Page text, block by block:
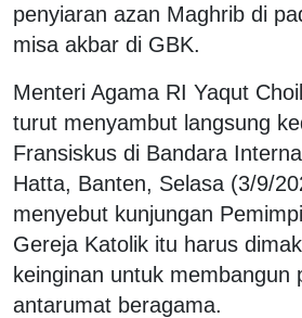
penyiaran azan Maghrib di
misa akbar di GBK.
Menteri Agama RI Yaqut
turut menyambut langsung
Fransiskus di Bandara
Hatta, Banten, Selasa (3/9/
menyebut kunjungan
Gereja Katolik itu harus
keinginan untuk membangun
antarumat beragama.